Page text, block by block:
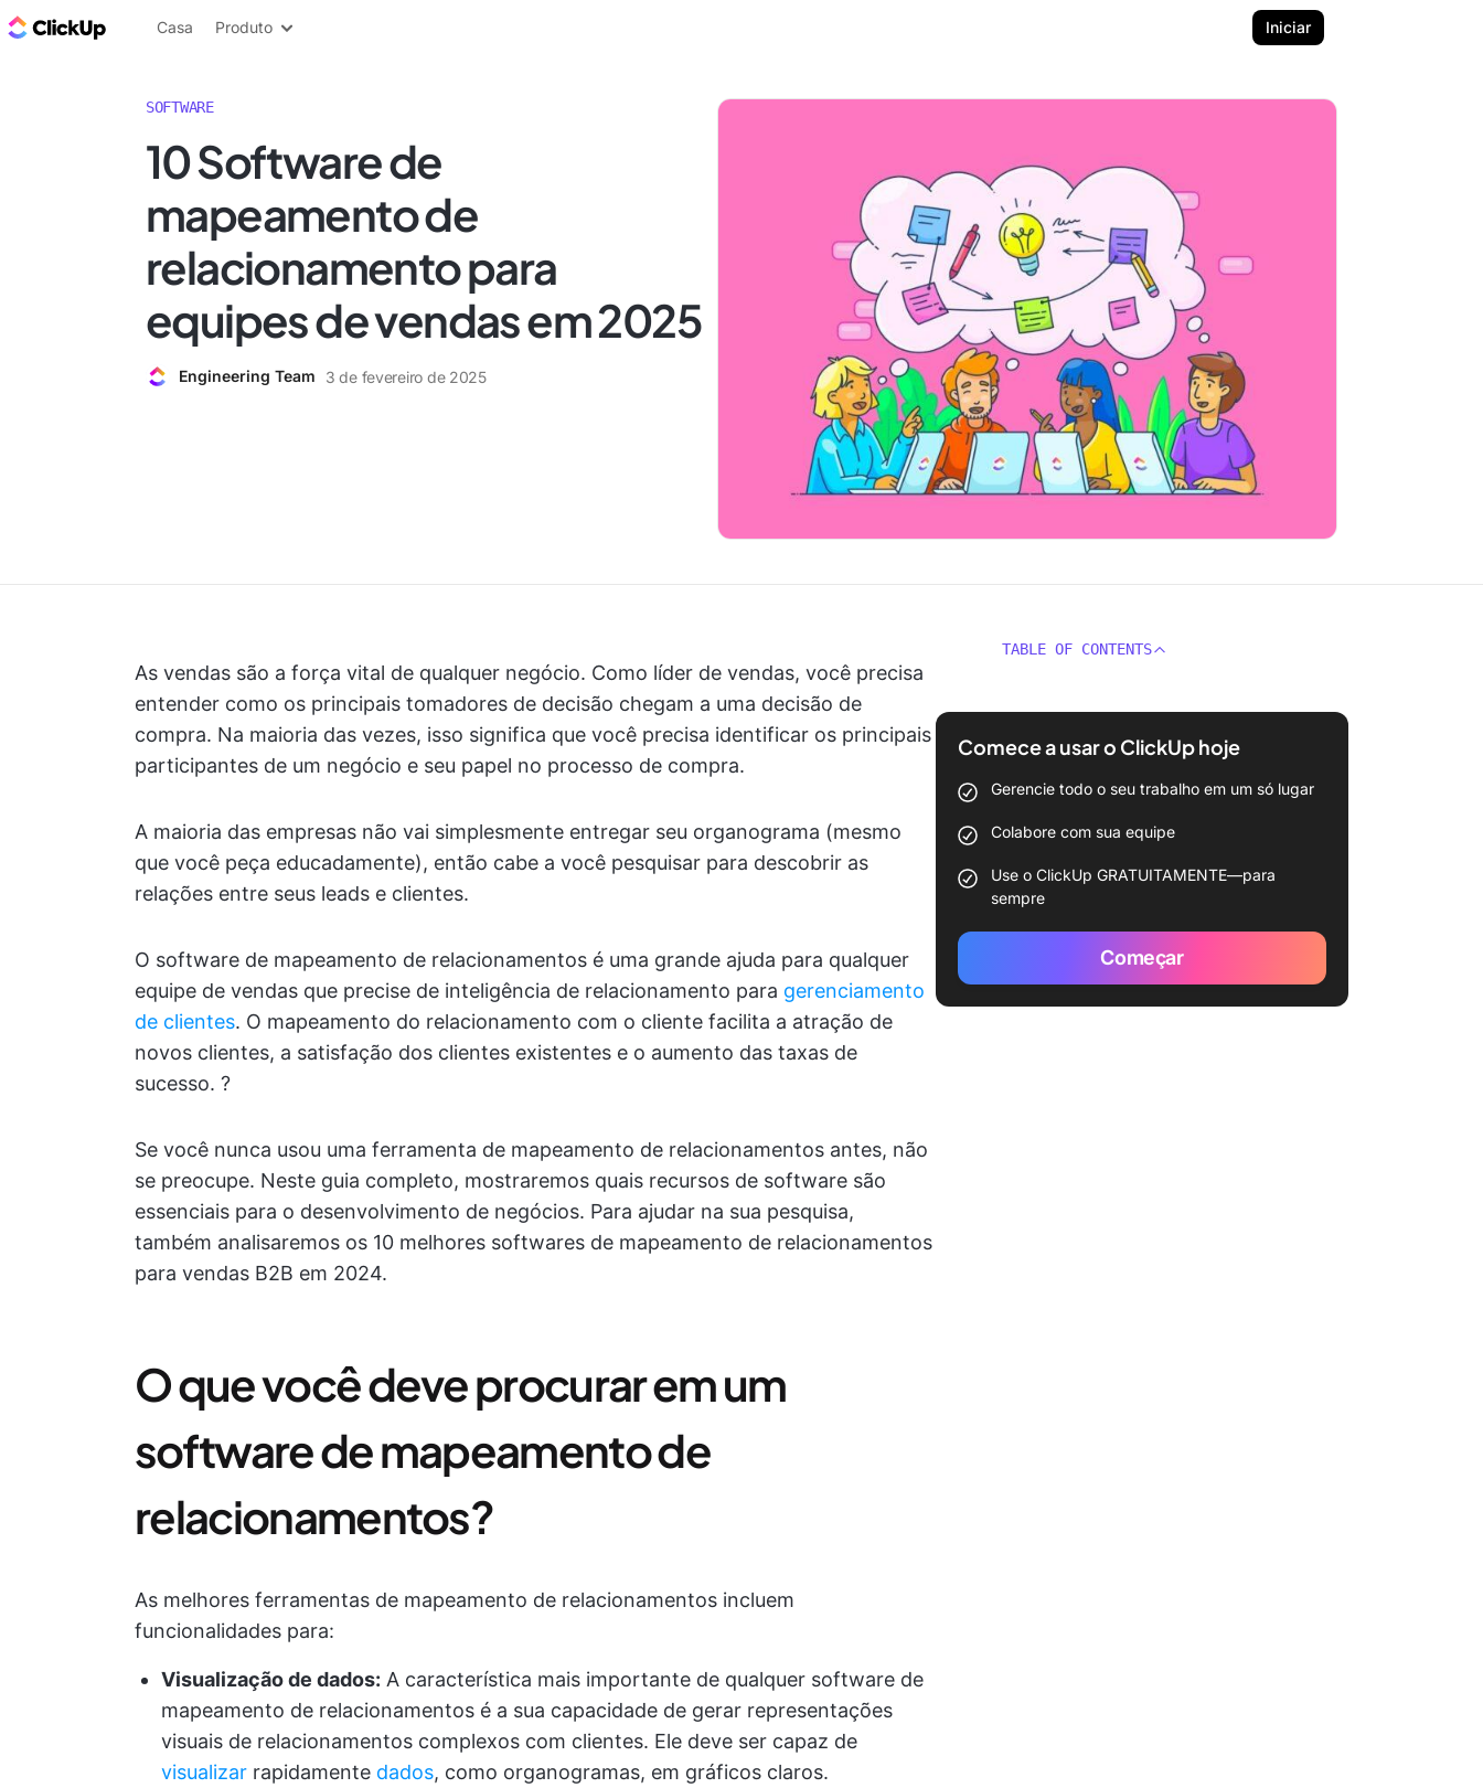
ClickUp Blogue
Casa Produto Iniciar
SOFTWARE
10 Software de
mapeamento de
relacionamento para
equipes de vendas em 2025
Engineering Team 3 de fevereiro de 2025
As vendas são a força vital de qualquer negócio. Como líder de vendas, você precisa
entender como os principais tomadores de decisão chegam a uma decisão de
compra. Na maioria das vezes, isso significa que você precisa identificar os principais
participantes de um negócio e seu papel no processo de compra.
A maioria das empresas não vai simplesmente entregar seu organograma (mesmo
que você peça educadamente), então cabe a você pesquisar para descobrir as
relações entre seus leads e clientes.
O software de mapeamento de relacionamentos é uma grande ajuda para qualquer
equipe de vendas que precise de inteligência de relacionamento para gerenciamento
de clientes. O mapeamento do relacionamento com o cliente facilita a atração de
novos clientes, a satisfação dos clientes existentes e o aumento das taxas de
sucesso. ?
Se você nunca usou uma ferramenta de mapeamento de relacionamentos antes, não
se preocupe. Neste guia completo, mostraremos quais recursos de software são
essenciais para o desenvolvimento de negócios. Para ajudar na sua pesquisa,
também analisaremos os 10 melhores softwares de mapeamento de relacionamentos
para vendas B2B em 2024.
O que você deve procurar em um
software de mapeamento de
relacionamentos?
As melhores ferramentas de mapeamento de relacionamentos incluem
funcionalidades para:
Visualização de dados: A característica mais importante de qualquer software de
mapeamento de relacionamentos é a sua capacidade de gerar representações
visuais de relacionamentos complexos com clientes. Ele deve ser capaz de
visualizar rapidamente dados, como organogramas, em gráficos claros.
TABLE OF CONTENTS
Comece a usar o ClickUp hoje
Gerencie todo o seu trabalho em um só lugar
Colabore com sua equipe
Use o ClickUp GRATUITAMENTE—para
sempre
Começar